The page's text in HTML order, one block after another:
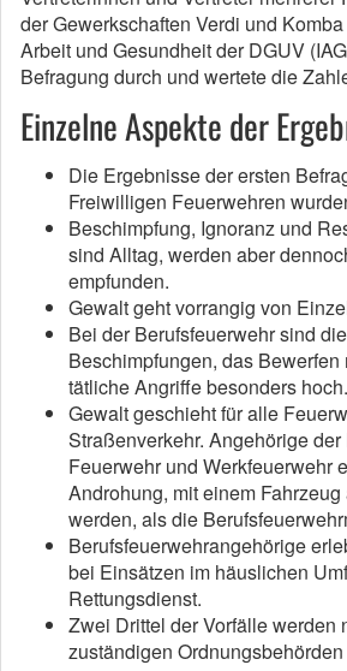
der Gewerkschaften Verdi und
Arbeit und Gesundheit der DGUV
Befragung durch und wertete die
Einzelne Aspekte der
Die Ergebnisse der ersten
Freiwilligen Feuerwehren
Beschimpfung, Ignoranz und
sind Alltag, werden aber
empfunden.
Gewalt geht vorrangig von
Bei der Berufsfeuerwehr sind
Beschimpfungen, das
tätliche Angriffe besonders hoch.
Gewalt geschieht für alle
Straßenverkehr. Angehörige
Feuerwehr und Werkfeuerwehr
Androhung, mit einem
werden, als die
Berufsfeuerwehrangehörige
bei Einsätzen im häuslichen
Rettungsdienst.
Zwei Drittel der Vorfälle werden
zuständigen